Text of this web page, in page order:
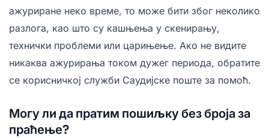
ажуриране неко време, то може бити због неколико
разлога, као што су кашњења у скенирању,
технички проблеми или царињење. Ако не видите
никаква ажурирања током дужег периода, обратите
се корисничкој служби Саудијске поште за помоћ.
Могу ли да пратим пошиљку без броја за
праћење?